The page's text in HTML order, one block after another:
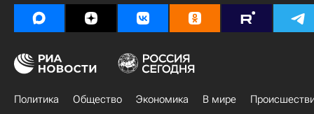
Политика Общество Экономика В мире